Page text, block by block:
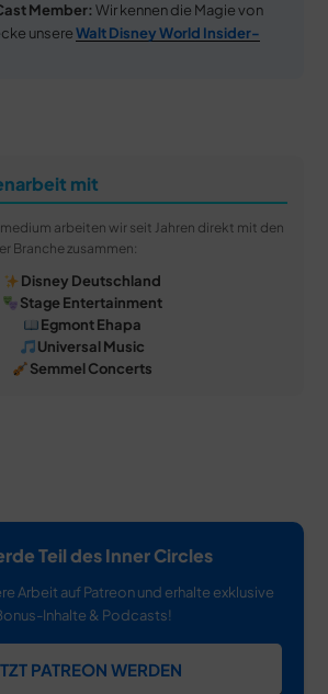
Member: Wir kennen die Magie von
unsereWalt Disney World Insider-
mit
arbeiten wir seit Jahren direkt mit den
Branche zusammen:
Disney Deutschland
Stage Entertainment
Egmont Ehapa
Universal Music
Semmel Concerts
Teil des Inner Circles
Arbeit auf Patreon und erhalte exklusive
Inhalte & Podcasts!
PATREON WERDEN